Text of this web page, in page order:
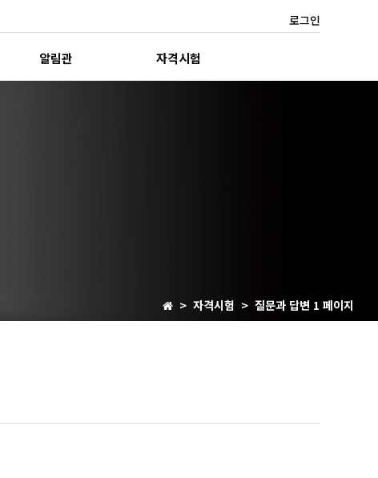
알림관 자격시험
로그인
> 자격시험 > 질문과 답변 1 페이지